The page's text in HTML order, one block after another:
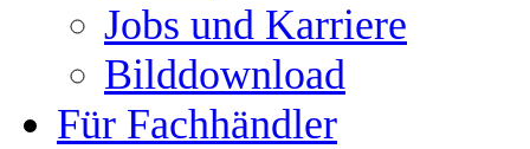
Jobs und Karriere
Bilddownload
Für Fachhändler